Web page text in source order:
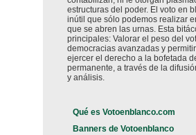
estructuras del poder. El voto en
inútil que sólo podemos realizar
que se abren las urnas. Esta
principales: Valorar el peso del
democracias avanzadas y
ejercer el derecho a la bofetada
permanente, a través de la
y análisis.
Qué es Votoenblanco.com
Banners de Votoenblanco